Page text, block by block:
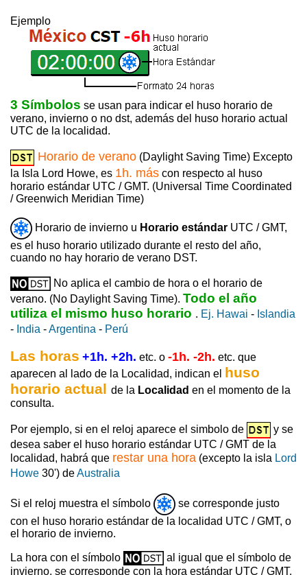
Ejemplo
3 Símbolos se usan para indicar el huso horario de
verano, invierno o no dst, además del huso horario actual
UTC de la localidad.
Horario de verano (Daylight Saving Time) Excepto
la Isla Lord Howe, es 1h. más con respecto al huso
horario estándar UTC / GMT. (Universal Time Coordinated
/ Greenwich Meridian Time)
Horario de invierno u Horario estándar UTC / GMT,
es el huso horario utilizado durante el resto del año,
cuando no hay horario de verano DST.
No aplica el cambio de hora o el horario de
verano. (No Daylight Saving Time). Todo el año
utiliza el mismo huso horario . Ej. Hawai - Islandia
- India -Argentina - Perú
Las horas +1h. +2h. etc. o -1h. -2h. etc. que
aparecen al lado de la Localidad, indican el huso
horario actual de la Localidad en el momento de la
consulta.
Por ejemplo, si en el reloj aparece el simbolo de
y se
desea saber el huso horario estándar UTC / GMT de la
localidad, habrá que restar una hora (excepto la isla Lord
Howe 30') deAustralia
Si el reloj muestra el símbolo
se corresponde justo
con el huso horario estándar de la localidad UTC / GMT, o
el horario de invierno.
La hora con el símbolo
al igual que el símbolo de
invierno, se corresponde con la hora estándar UTC / GMT,